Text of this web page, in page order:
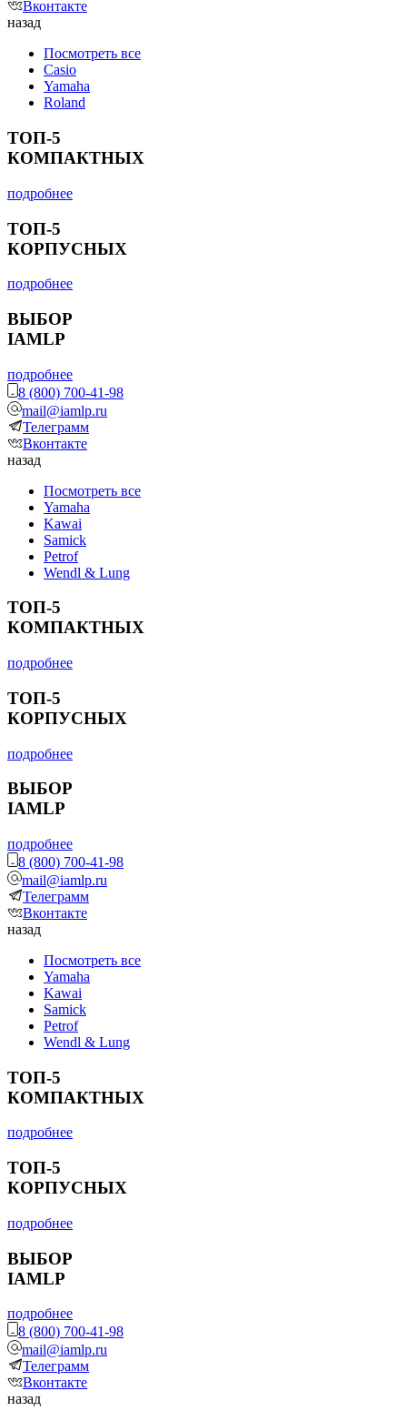
Вконтакте
назад
Посмотреть все
Casio
Yamaha
Roland
ТОП-5
КОМПАКТНЫХ
подробнее
ТОП-5
КОРПУСНЫХ
подробнее
ВЫБОР
IAMLP
подробнее
8 (800) 700-41-98
mail@iamlp.ru
Телеграмм
Вконтакте
назад
Посмотреть все
Yamaha
Kawai
Samick
Petrof
Wendl & Lung
ТОП-5
КОМПАКТНЫХ
подробнее
ТОП-5
КОРПУСНЫХ
подробнее
ВЫБОР
IAMLP
подробнее
8 (800) 700-41-98
mail@iamlp.ru
Телеграмм
Вконтакте
назад
Посмотреть все
Yamaha
Kawai
Samick
Petrof
Wendl & Lung
ТОП-5
КОМПАКТНЫХ
подробнее
ТОП-5
КОРПУСНЫХ
подробнее
ВЫБОР
IAMLP
подробнее
8 (800) 700-41-98
mail@iamlp.ru
Телеграмм
Вконтакте
назад